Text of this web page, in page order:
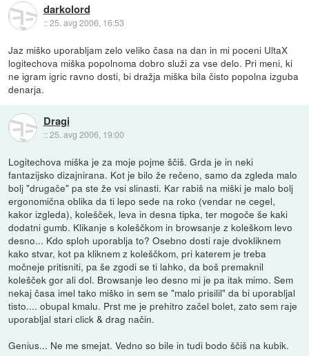
darkolord
::25. avg 2006, 16:53
Jaz miško uporabljam zelo veliko časa na dan in mi poceni UltaX
logitechova miška popolnoma dobro služi za vse delo. Pri meni, ki
ne igram igric ravno dosti, bi dražja miška bila čisto popolna izguba
denarja.
Dragi
::25. avg 2006, 19:00
Logitechova miška je za moje pojme ščiš. Grda je in neki
fantazijsko dizajnirana. Kot je bilo že rečeno, samo da zgleda malo
bolj "drugače" pa ste že vsi slinasti. Kar rabiš na miški je malo bolj
ergonomična oblika da ti lepo sede na roko (vendar ne cegel,
kakor izgleda), kolešček, leva in desna tipka, ter mogoče še kaki
dodatni gumb. Klikanje s koleščkom in browsanje z koleškom levo
desno... Kdo sploh uporablja to? Osebno dosti raje dvokliknem
kako stvar, kot pa kliknem z koleščkom, pri katerem je treba
močneje pritisniti, pa še zgodi se ti lahko, da boš premaknil
kolešček gor ali dol. Browsanje leo desno mi je pa itak mimo. Sem
nekaj časa imel tako miško in sem se "malo prisilil" da bi uporabljal
tisto.... obupal kmalu. Prst me je prehitro začel bolet, zato sem raje
uporabljal stari click & drag način.
Genius... Ne me smejat. Vedno so bile in tudi bodo ščiš na kubik.